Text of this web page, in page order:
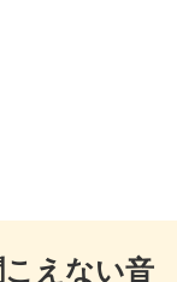
えない音